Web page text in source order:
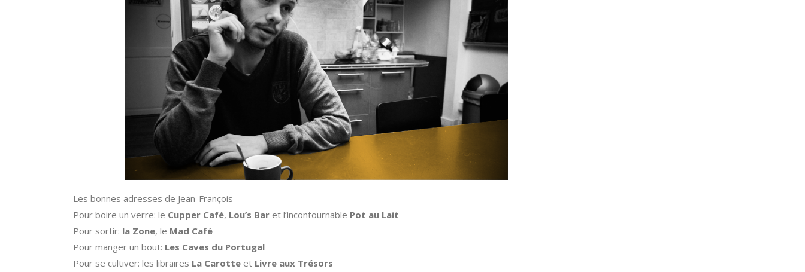
Les bonnes adresses de Jean-François
Pour boire un verre: le Cupper Café, Lou’s Bar et l’incontournable Pot au Lait
Pour sortir: la Zone, le Mad Café
Pour manger un bout: Les Caves du Portugal
Pour se cultiver: les libraires La Carotte et Livre aux Trésors